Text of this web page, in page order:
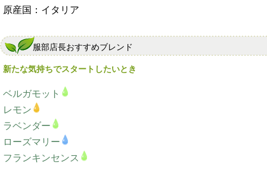
原産国：イタリア
服部店長おすすめブレンド
新たな気持ちでスタートしたいとき
ベルガモット
レモン
ラベンダー
ローズマリー
フランキンセンス